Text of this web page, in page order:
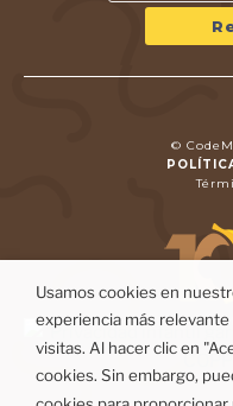
©
Usamos cookies en
experiencia más
visitas. Al hacer clic en
cookies. Sin embargo,